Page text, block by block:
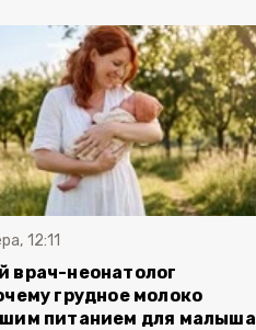
12:11
врач-неонатолог
грудное молоко
питанием для малыша